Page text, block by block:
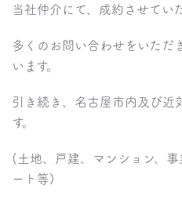
当社仲介にて、成約させてい
多くのお問い合わせをいただ
います。
引き続き、名古屋市内及び近
す。
(土地、戸建、マンション、
ート等)